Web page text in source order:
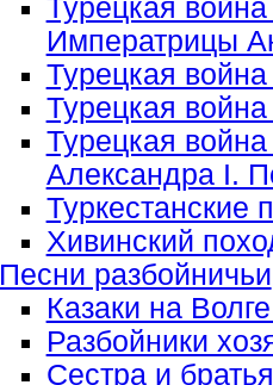
Турецкая война
Императрицы
Турецкая война
Турецкая война
Турецкая
Александра I.
Туркестанские
Хивинский
Песни разбойничьи
Казаки на
Разбойники
Сестра и